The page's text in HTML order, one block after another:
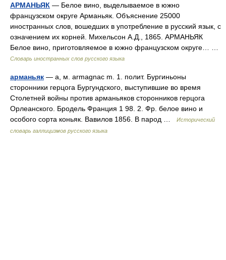
АРМАНЬЯК — Белое вино, выделываемое в южно
французском округе Арманьяк. Объяснение 25000
иностранных слов, вошедших в употребление в русский язык, с
означением их корней. Михельсон А.Д., 1865. АРМАНЬЯК
Белое вино, приготовляемое в южно французском округе… …
Словарь иностранных слов русского языка
арманьяк — а, м. armagnac m. 1. полит. Бургиньоны
сторонники герцога Бургундского, выступившие во время
Столетней войны против арманьяков сторонников герцога
Орлеанского. Бродель Франция 1 98. 2. Фр. белое вино и
особого сорта коньяк. Вавилов 1856. В парод …
Исторический
словарь галлицизмов русского языка